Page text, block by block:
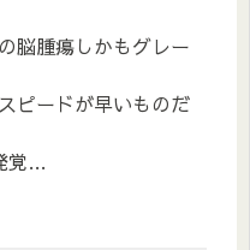
脳腫瘍しかもグレー
ピードが早いものだ
覚…